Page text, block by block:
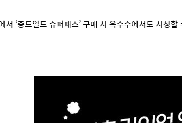
서 ‘중드일드 슈퍼패스’ 구매 시 옥수수에서도 시청